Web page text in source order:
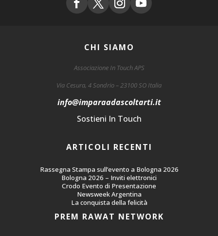
CHI SIAMO
Associazione In Touch APS
Via Cesura, 4 Sondrio – 23100 SO Italia
ti.itratlocsadaarapmi
@ofni
Sostieni In Touch
ARTICOLI RECENTI
Rassegna Stampa sull’evento a Bologna 2026
Bologna 2026 – Inviti elettronici
Crodo Evento di Presentazione
Newsweek Argentina
La conquista della felicità
PREM RAWAT NETWORK